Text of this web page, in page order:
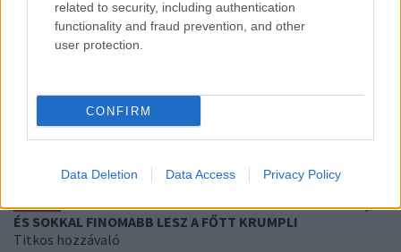
related to security, including authentication
functionality and fraud prevention, and other
user protection.
CONFIRM
Data Deletion Data Access Privacy Policy
08. 01.
EGYRE TÖBB FIATALNÁL JELENTKEZIK EZ A
NEM A CITROMSAV, AZ ECET VAGY A
Ez a szer tényleg eltünteti a vízkövet
07. 31.
HAGYD A SÓT: EGY CSIPET EBBŐL A FŐZŐVÍZBE,
ÉS SOKKAL FINOMABB LESZ A FŐTT KRUMPLI
Titkos hozzávaló